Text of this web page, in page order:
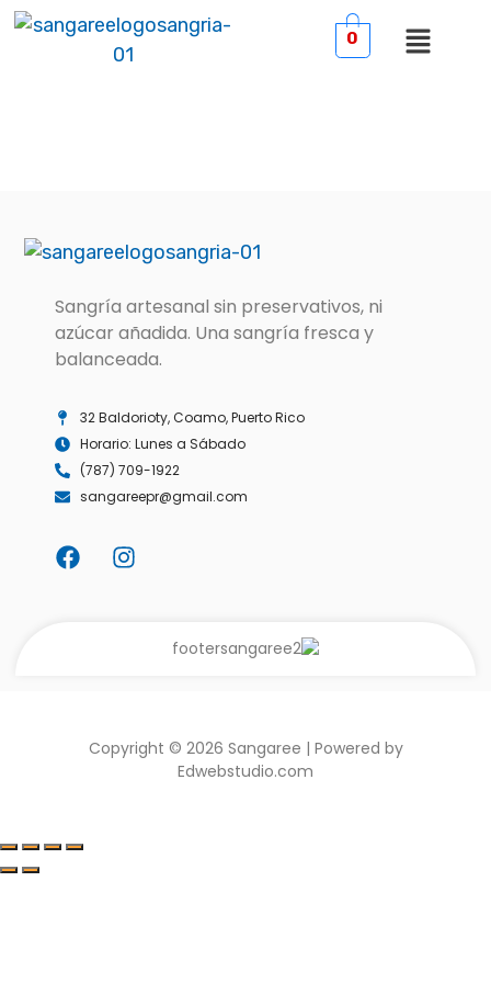
0
Sangría artesanal sin preservativos, ni
azúcar añadida. Una sangría fresca y
balanceada.
32 Baldorioty, Coamo, Puerto Rico
Horario: Lunes a Sábado
(787) 709-1922
sangareepr@gmail.com
Copyright © 2026 Sangaree | Powered by
Edwebstudio.com